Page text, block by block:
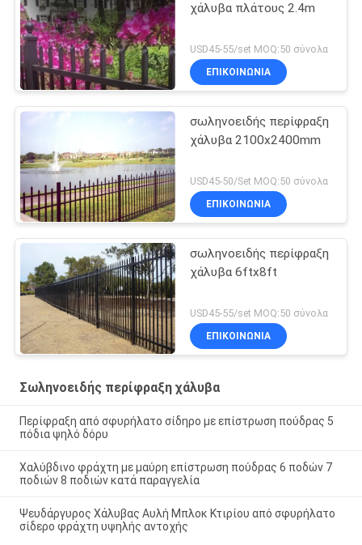
χάλυβα πλάτους 2.4m
USD45-55/set MOQ:50 σύνολα
ΕΠΙΚΟΙΝΩΝΙΑ
σωληνοειδής περίφραξη
χάλυβα 2100x2400mm
USD45-50/Set MOQ:50 σύνολα
ΕΠΙΚΟΙΝΩΝΙΑ
σωληνοειδής περίφραξη
χάλυβα 6ftx8ft
USD45-55/set MOQ:50 σύνολα
ΕΠΙΚΟΙΝΩΝΙΑ
Σωληνοειδής περίφραξη χάλυβα
Περίφραξη από σφυρήλατο σίδηρο με επίστρωση πούδρας 5
πόδια ψηλό δόρυ
Χαλύβδινο φράχτη με μαύρη επίστρωση πούδρας 6 ποδών 7
ποδιών 8 ποδιών κατά παραγγελία
Ψευδάργυρος Χάλυβας Αυλή Μπλοκ Κτιρίου από σφυρήλατο
σίδερο φράχτη υψηλής αντοχής